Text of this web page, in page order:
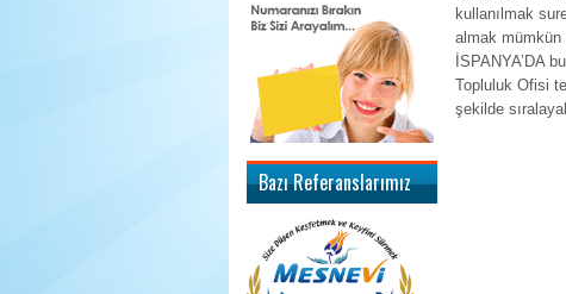
kullanılmak
almak mümkün
İSPANYA’DA
Topluluk Ofisi
şekilde
Bazı Referanslarımız